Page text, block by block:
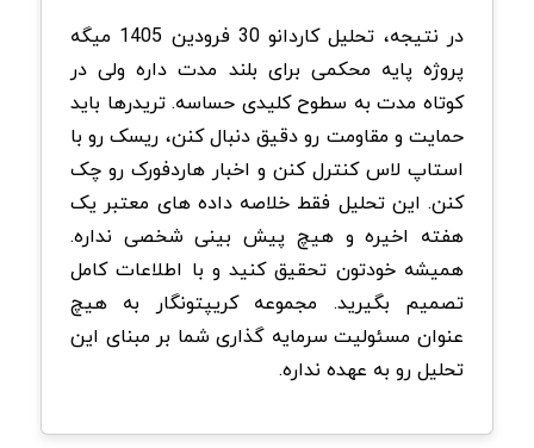
در نتیجه، تحلیل کاردانو 30 فرودین 1405 میگه
پروژه پایه محکمی برای بلند مدت داره ولی در
کوتاه مدت به سطوح کلیدی حساسه. تریدرها باید
حمایت و مقاومت رو دقیق دنبال کنن، ریسک رو با
استاپ لاس کنترل کنن و اخبار هاردفورک رو چک
کنن. این تحلیل فقط خلاصه داده های معتبر یک
هفته اخیره و هیچ پیش بینی شخصی نداره.
همیشه خودتون تحقیق کنید و با اطلاعات کامل
تصمیم بگیرید. مجموعه کریپتونگار به هیچ
عنوان مسئولیت سرمایه گذاری شما بر مبنای این
تحلیل رو به عهده نداره.